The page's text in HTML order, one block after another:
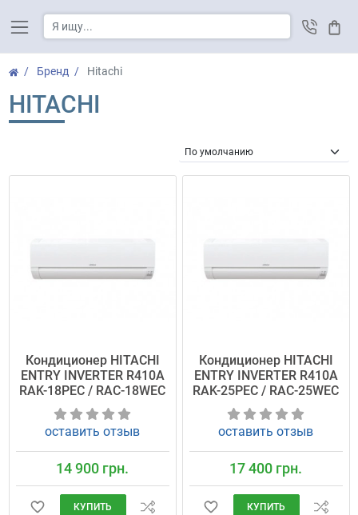
Бренд Hitachi
HITACHI
Кондиционер HITACHI
ENTRY INVERTER R410A
RAK-18PEC / RAC-18WEC
оставить отзыв
14 900 грн.
КУПИТЬ
Кондиционер HITACHI
ENTRY INVERTER R410A
RAK-25PEC / RAC-25WEC
оставить отзыв
17 400 грн.
КУПИТЬ